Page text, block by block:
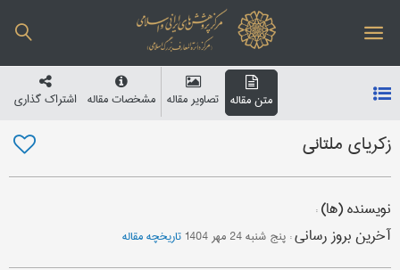
متن مقاله تصاویر مقاله مشخصات مقاله اشتراک گذاری
زکریای ملتانی
نویسنده (ها):
آخرین بروز رسانی: پنج شنبه 24 مهر 1404 تاریخچه مقاله